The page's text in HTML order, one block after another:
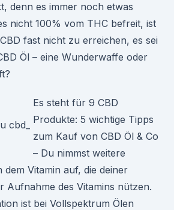
denn es immer noch etwas
nicht 100% vom THC befreit, ist
fast nicht zu erreichen, es sei
Öl – eine Wunderwaffe oder
Es steht für 9 CBD
Produkte: 5 wichtige Tipps
zum Kauf von CBD Öl & Co
– Du nimmst weitere
dem Vitamin auf, die deiner
Aufnahme des Vitamins nützen.
ist bei Vollspektrum Ölen